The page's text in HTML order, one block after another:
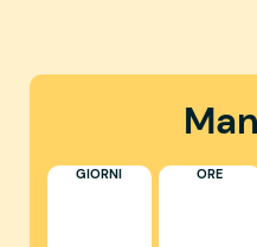
GIORNI ORE